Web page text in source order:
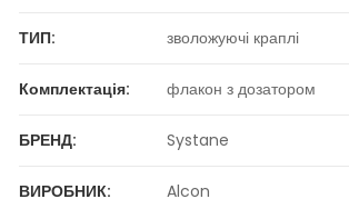
ТИП: зволожуючі краплі
Комплектація: флакон з дозатором
БРЕНД: Systane
ВИРОБНИК: Alcon